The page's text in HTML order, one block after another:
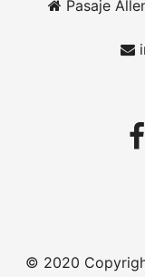
Pasaje
© 2020